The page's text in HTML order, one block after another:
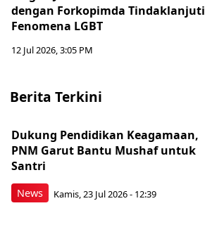
dengan Forkopimda Tindaklanjuti
Fenomena LGBT
12 Jul 2026, 3:05 PM
Berita Terkini
News
Dukung Pendidikan Keagamaan,
PNM Garut Bantu Mushaf untuk
Santri
Kamis, 23 Jul 2026 - 12:39